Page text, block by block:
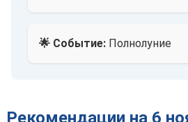
🌟 Событие: Полнолуние
Рекомендации на 6